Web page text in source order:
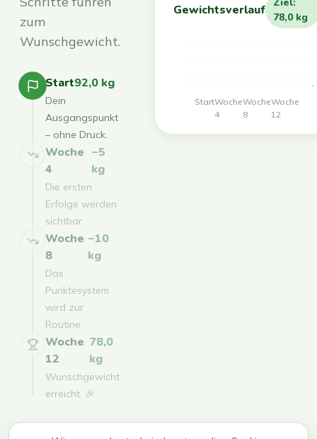
zum
Wunschgewicht.
Start92,0 kg
Dein
Ausgangspunkt
– ohne Druck.
Woche
4
−5
kg
Die ersten
Erfolge werden
sichtbar.
Woche
8
−10
kg
Das
Punktesystem
wird zur
Routine.
Woche
12
78,0
kg
Wunschgewicht
erreicht. 🎉
Gewichtsverlauf
78,0 kg
StartWoche
4
Woche
8
Woche
12